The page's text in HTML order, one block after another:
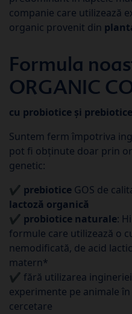
companie care utilizează
organic provenit din
Formula
ORGANIC
cu probiotice și
Suntem ferm împotriva
pot fi obținute doar prin
genetic:
✔ prebiotice GOS de
lactoză organică
✔ probiotice naturale:
formule care utilizează o
nemodificată, de acid
matern*
✔ fără utilizarea
experimente pe animale
cercetare